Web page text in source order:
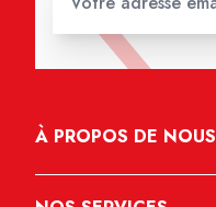
À PROPOS DE NOUS